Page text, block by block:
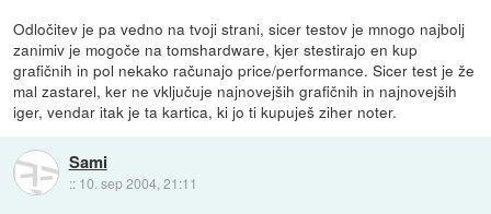
Odločitev je pa vedno na tvoji strani, sicer testov je mnogo najbolj
zanimiv je mogoče na tomshardware, kjer stestirajo en kup
grafičnih in pol nekako računajo price/performance. Sicer test je že
mal zastarel, ker ne vključuje najnovejših grafičnih in najnovejših
iger, vendar itak je ta kartica, ki jo ti kupuješ ziher noter.
Sami
:: 10. sep 2004, 21:11